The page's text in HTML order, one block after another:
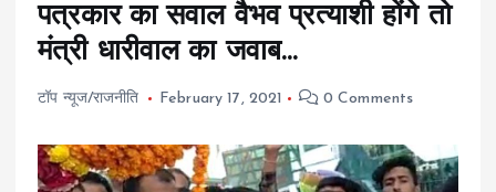
पत्रकार का सवाल वैभव प्रत्याशी होंगे तो
मंत्री धारीवाल का जवाब…
टॉप न्यूज/राजनीति February 17, 2021 0 Comments